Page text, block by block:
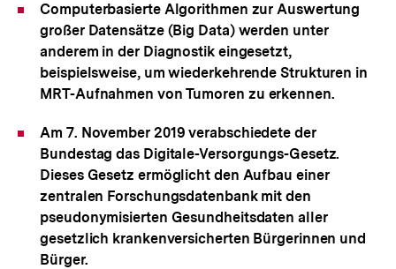
Computerbasierte Algorithmen zur Auswertung
großer Datensätze (Big Data) werden unter
anderem in der Diagnostik eingesetzt,
beispielsweise, um wiederkehrende Strukturen in
MRT-Aufnahmen von Tumoren zu erkennen.
Am 7. November 2019 verabschiedete der
Bundestag das Digitale-Versorgungs-Gesetz.
Dieses Gesetz ermöglicht den Aufbau einer
zentralen Forschungsdatenbank mit den
pseudonymisierten Gesundheitsdaten aller
gesetzlich krankenversicherten Bürgerinnen und
Bürger.